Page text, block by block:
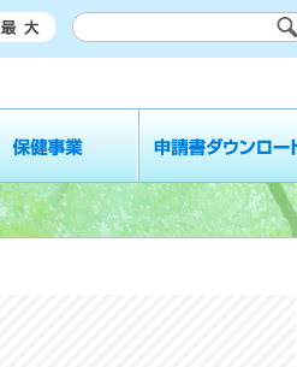
申請書ダウンロード